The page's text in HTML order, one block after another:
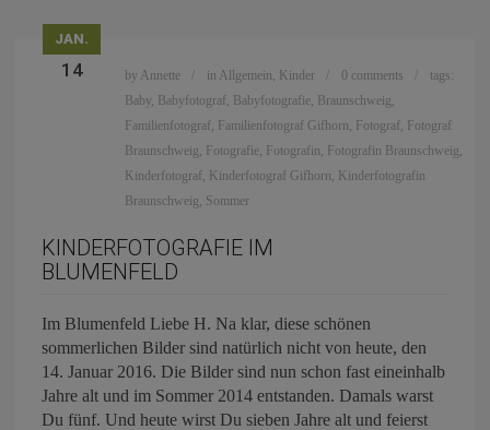
JAN.
14 by Annette in Allgemein, Kinder 0 comments
tags:
Baby, Babyfotograf, Babyfotografie, Braunschweig,
Familienfotograf, Familienfotograf Gifhorn, Fotograf, Fotograf
Braunschweig, Fotografie, Fotografin, Fotografin Braunschweig,
Kinderfotograf, Kinderfotograf Gifhorn, Kinderfotografin
Braunschweig, Sommer
KINDERFOTOGRAFIE IM
BLUMENFELD
Im Blumenfeld Liebe H. Na klar, diese schönen
sommerlichen Bilder sind natürlich nicht von heute, den
14. Januar 2016. Die Bilder sind nun schon fast eineinhalb
Jahre alt und im Sommer 2014 entstanden. Damals warst
Du fünf. Und heute wirst Du sieben Jahre alt und feierst